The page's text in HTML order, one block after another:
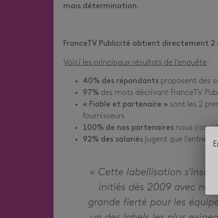
mais détermination.
FranceTV Publicité obtient directement 2
Voici les principaux résultats de l’enquête :
40% des répondants proposent des
97% des mots décrivant FranceTV
« Fiable et partenaire » sont les 2
fournisseurs
100% de nos partenaires nous
92% des salariés jugent que
« Cette labellisation
initiés dès 2009 avec
grande fierté pour les